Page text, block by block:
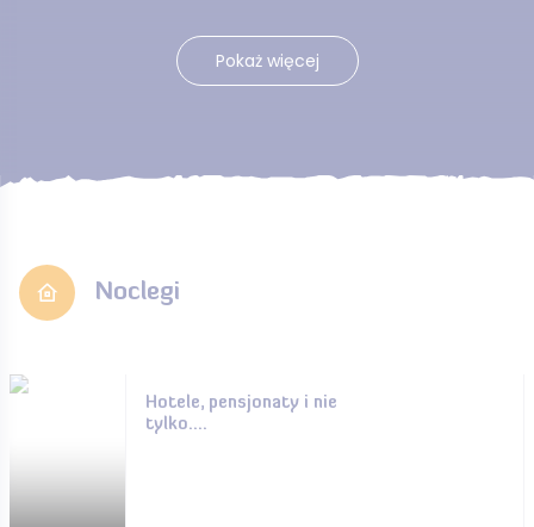
Pokaż więcej
Noclegi
Hotele, pensjonaty i nie
tylko....